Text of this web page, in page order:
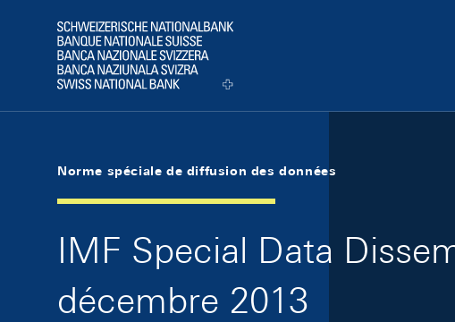
Logo
Norme spéciale de diffusion des données
IMF Special Data
décembre 2013